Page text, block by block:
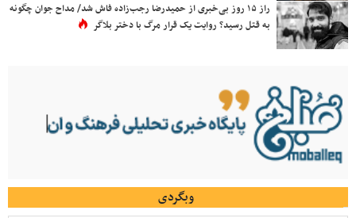
راز ۱۵ روز بی‌خبری از حمیدرضا رجب‌زاده فاش شد/ مداح جوان چگونه
به قتل رسید؟ روایت یک قرار مرگ با دختر بلاگر
وبگردی